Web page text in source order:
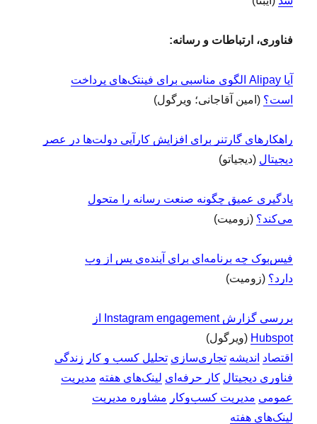
فناوری، ارتباطات و رسانه:
آیا Alipay الگوی مناسبی برای فینتک‌های پرداخت
است؟ (امین آقاجانی؛ ویرگول)
راهکارهای گارتنر برای افزایش کارآیی دولت‌ها در عصر
دیجیتال (دیجیاتو)
یادگیری عمیق چگونه صنعت رسانه را متحول
می‌کند؟ (زومیت)
فیس‌بوک چه برنامه‌ای برای آینده‌ی پس از وب
دارد؟ (زومیت)
بررسی گزارش Instagram engagement از
Hubspot (ویرگول)
اقتصاد اندیشه تجاری‌سازی تحلیل کسب و کار زندگی
فناوری دیجیتال کار حرفه‌ای لینک‌های هفته مدیریت
عمومی مدیریت کسب‌و‌کار مشاوره مدیریت
لینک‌های هفته